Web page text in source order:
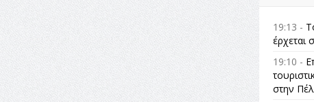
19:13 -
έρχεται
19:10 -
στην